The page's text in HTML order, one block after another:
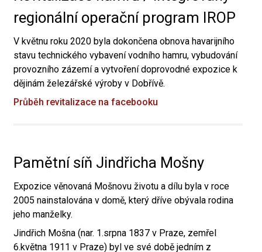
regionální operační program IROP
V květnu roku 2020 byla dokončena obnova havarijního
stavu technického vybavení vodního hamru, vybudování
provozního zázemí a vytvoření doprovodné expozice k
dějinám železářské výroby v Dobřívě.
Průběh revitalizace na facebooku
Pamětní síň Jindřicha Mošny
Expozice věnovaná Mošnovu životu a dílu byla v roce
2005 nainstalována v domě, který dříve obývala rodina
jeho manželky.
Jindřich Mošna (nar. 1.srpna 1837 v Praze, zemřel
6.května 1911 v Praze) byl ve své době jedním z